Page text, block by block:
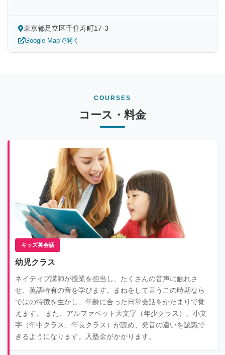
東京都足立区千住寿町17-3
Google Mapで開く
COURSES
コース・料金
キッズ英会話
幼児クラス
ネイティブ講師が授業を担当し、たくさんの音声に触れさ
せ、英語特有の音を学びます。まねをして言うこの時期なら
ではの特徴を生かし、年齢に合った日常会話をかたまりで覚
えます。 また、アルファベット大文字（年少クラス）、小文
字（年中クラス、年長クラス）が読め、発音の違いを認識で
きるようになります。入塾金がかかります。